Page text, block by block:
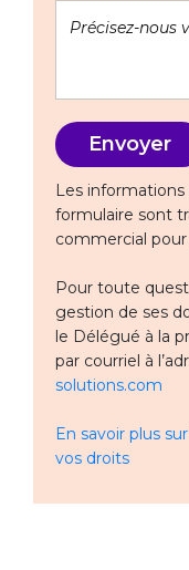
Les informations
formulaire sont
commercial
Pour toute
gestion de ses
le Délégué à la
par courriel à
solutions.com
En savoir plus
vos droits